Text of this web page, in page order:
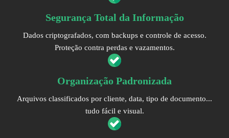
Segurança Total da Informação
Dados criptografados, com backups e controle de acesso.
Proteção contra perdas e vazamentos.
Organização Padronizada
Arquivos classificados por cliente, data, tipo de documento...
tudo fácil e visual.